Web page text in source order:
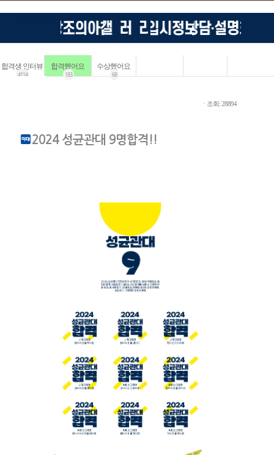
합격생 인터뷰
4114
합격했어요
183
수상했어요
68
ㆍ조회: 28894
2024 성균관대 9명합격!!